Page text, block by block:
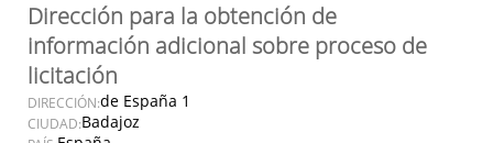
Dirección para la obtención de
información adicional sobre proceso de
licitación
DIRECCIÓN:de España 1
CIUDAD:Badajoz